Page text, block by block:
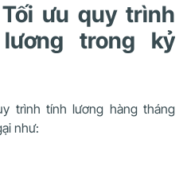
ưu quy trình
trong kỷ
trình tính lương hàng tháng
như: